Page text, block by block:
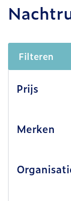
Filteren
Prijs
Merken